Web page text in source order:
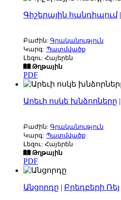
Գիշերային հանդիպում|
Բաժին: Գրականություն
Կարգ: Պատմվածք
Լեզու: Հայերեն
Թղթային
PDF
Արեւի ոսկե խնձորները |
Բաժին: Գրականություն
Կարգ: Պատմվածք
Լեզու: Հայերեն
Թղթային
PDF
Անցորդը | Բրեդբերի Ռեյ